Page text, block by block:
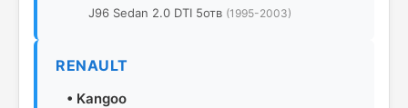
J96 Sedan 2.0 DTI 5отв (1995-2003)
RENAULT
• Kangoo